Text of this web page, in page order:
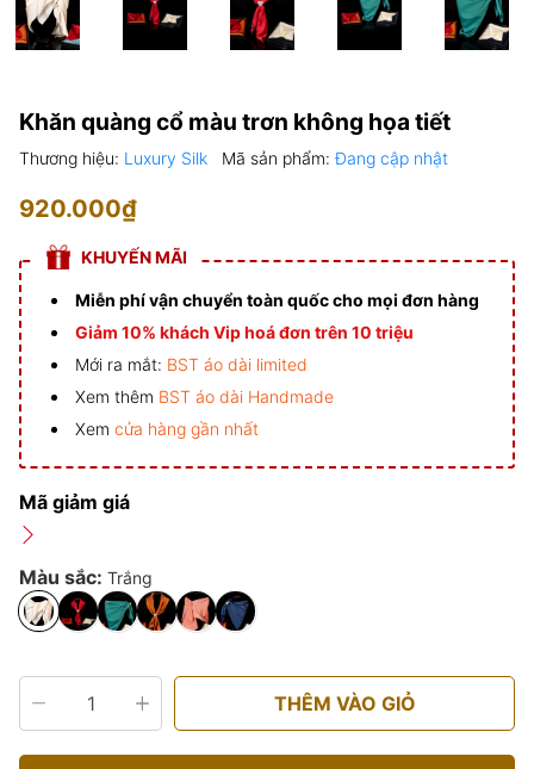
Khăn quàng cổ màu trơn không họa tiết
Thương hiệu: Luxury Silk Mã sản phẩm:Đang cập nhật
920.000₫
KHUYẾN MÃI
Miễn phí vận chuyển toàn quốc cho mọi đơn hàng
Giảm 10% khách Vip hoá đơn trên 10 triệu
Mới ra mắt: BST áo dài limited
Xem thêm BST áo dài Handmade
Xem cửa hàng gần nhất
Mã giảm giá
Màu sắc: Trắng
THÊM VÀO GIỎ